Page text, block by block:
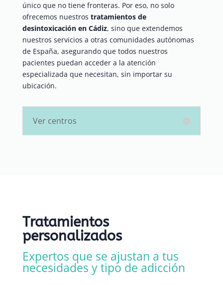
único que no tiene fronteras. Por eso, no solo
ofrecemos nuestros tratamientos de
desintoxicación en Cádiz, sino que extendemos
nuestros servicios a otras comunidades autónomas
de España, asegurando que todos nuestros
pacientes puedan acceder a la atención
especializada que necesitan, sin importar su
ubicación.
Ver centros
Tratamientos
personalizados
Expertos que se ajustan a tus
necesidades y tipo de adicción